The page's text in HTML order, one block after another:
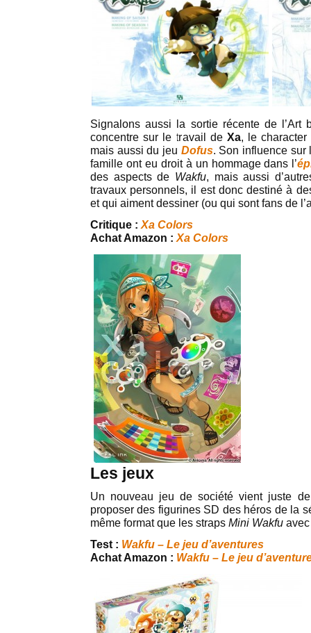
Signalons aussi la sortie récente de l’Art
concentre sur le travail de Xa, le
mais aussi du jeu Dofus. Son influence sur
famille ont eu droit à un hommage dans l’
des aspects de Wakfu, mais aussi
travaux personnels, il est donc destiné à
et qui aiment dessiner (ou qui sont fans de
Critique : Xa Colors
Achat Amazon : Xa Colors
Les jeux
Un nouveau jeu de société vient juste
proposer des figurines SD des héros de la
même format que les straps Mini Wakfu
Test : Wakfu – Le jeu d’aventures
Achat Amazon : Wakfu – Le jeu